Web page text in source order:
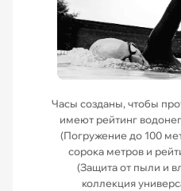
Часы созданы, чтобы
имеют рейтинг
(Погружение до 100
сорока метров и
(Защита от пыли и
коллекция